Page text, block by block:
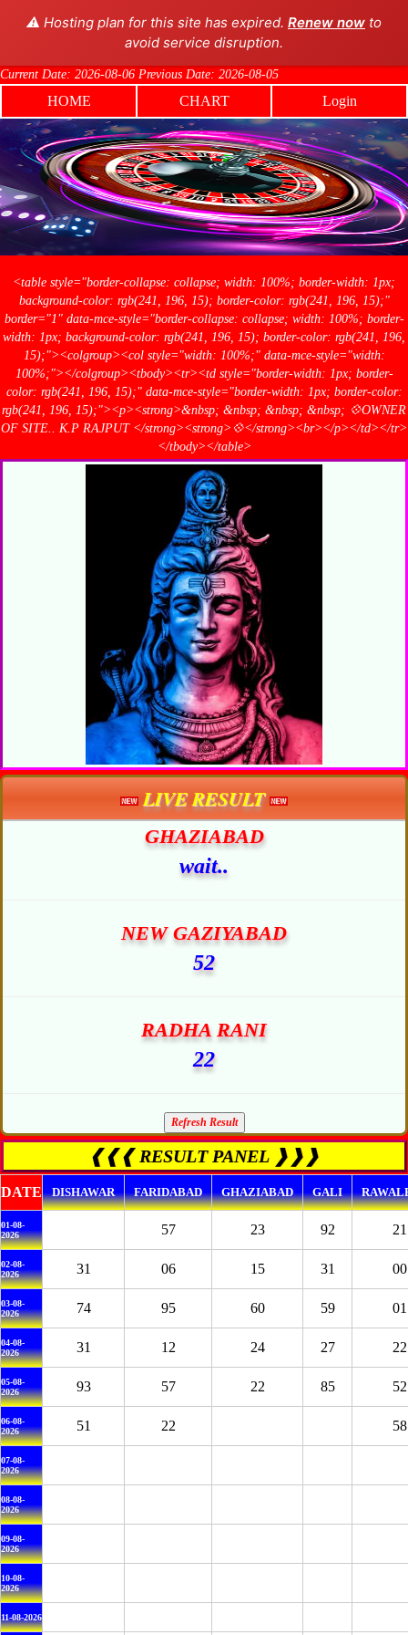
⚠️ Hosting plan for this site has expired. Renew now to
avoid service disruption.
Current Date: 2026-08-06 Previous Date: 2026-08-05
HOME CHART Login
<table style="border-collapse: collapse; width: 100%; border-width: 1px;
background-color: rgb(241, 196, 15); border-color: rgb(241, 196, 15);"
border="1" data-mce-style="border-collapse: collapse; width: 100%; border-
width: 1px; background-color: rgb(241, 196, 15); border-color: rgb(241, 196,
15);"><colgroup><col style="width: 100%;" data-mce-style="width:
100%;"></colgroup><tbody><tr><td style="border-width: 1px; border-
color: rgb(241, 196, 15);" data-mce-style="border-width: 1px; border-color:
rgb(241, 196, 15);"><p><strong>&nbsp; &nbsp; &nbsp; &nbsp; 💠OWNER
OF SITE.. K.P RAJPUT </strong><strong>💠</strong><br></p></td></tr>
</tbody></table>
LIVE RESULT
GHAZIABAD
wait..
NEW GAZIYABAD
52
RADHA RANI
22
❰❰❰ RESULT PANEL ❱❱❱
DATE DISHAWAR FARIDABAD GHAZIABAD GALI
01-08-
2026
57 23 92 21
02-08-
2026
31 06 15 31 00
03-08-
2026
74 95 60 59 01
04-08-
2026
31 12 24 27 22
05-08-
2026
93 57 22 85 52
06-08-
2026
51 22 58
07-08-
2026
08-08-
2026
09-08-
2026
10-08-
2026
11-08-2026